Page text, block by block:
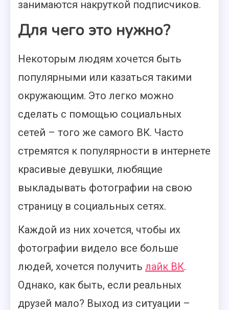
занимаются накруткой подписчиков.
Для чего это нужно?
Некоторым людям хочется быть
популярными или казаться такими
окружающим. Это легко можно
сделать с помощью социальных
сетей – того же самого ВК. Часто
стремятся к популярности в интернете
красивые девушки, любящие
выкладывать фотографии на свою
страницу в социальных сетях.
Каждой из них хочется, чтобы их
фотографии видело все больше
людей, хочется получить лайк ВК.
Однако, как быть, если реальных
друзей мало? Выход из ситуации –